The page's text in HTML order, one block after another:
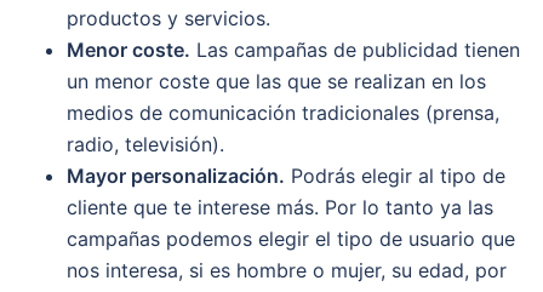
productos y servicios.
Menor coste. Las campañas de publicidad tienen
un menor coste que las que se realizan en los
medios de comunicación tradicionales (prensa,
radio, televisión).
Mayor personalización. Podrás elegir al tipo de
cliente que te interese más. Por lo tanto ya las
campañas podemos elegir el tipo de usuario que
nos interesa, si es hombre o mujer, su edad, por